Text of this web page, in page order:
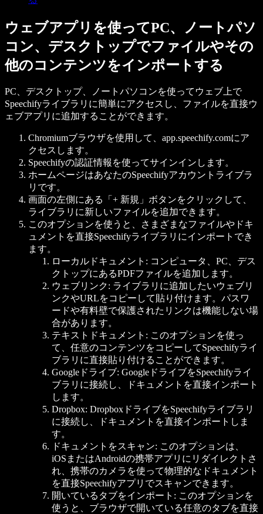
ウェブアプリを使ってPC、ノートパソ
コン、デスクトップでファイルやその
他のコンテンツをインポートする
PC、デスクトップ、ノートパソコンを使ってウェブ上で
Speechifyライブラリに簡単にアクセスし、ファイルを直接ウ
ェブアプリに追加することができます。
Chromiumブラウザを使用して、app.speechify.comにア
クセスします。
Speechifyの認証情報を使ってサインインします。
ホームページはあなたのSpeechifyアカウントライブラ
リです。
画面の左側にある「+ 新規」ボタンをクリックして、
ライブラリに新しいファイルを追加できます。
このオプションを使うと、さまざまなファイルやドキ
ュメントを直接Speechifyライブラリにインポートでき
ます。
ローカルドキュメント: コンピュータ、PC、デス
クトップにあるPDFファイルを追加します。
ウェブリンク: ライブラリに追加したいウェブリ
ンクやURLをコピーして貼り付けます。パスワ
ードや有料壁で保護されたリンクは機能しない場
合があります。
テキストドキュメント: このオプションを使っ
て、任意のコンテンツをコピーしてSpeechifyライ
ブラリに直接貼り付けることができます。
Googleドライブ: GoogleドライブをSpeechifyライ
ブラリに接続し、ドキュメントを直接インポート
します。
Dropbox: DropboxドライブをSpeechifyライブラリ
に接続し、ドキュメントを直接インポートしま
す。
ドキュメントをスキャン: このオプションは、
iOSまたはAndroidの携帯アプリにリダイレクトさ
れ、携帯のカメラを使って物理的なドキュメント
を直接Speechifyアプリでスキャンできます。
開いているタブをインポート: このオプションを
使うと、ブラウザで開いている任意のタブを直接